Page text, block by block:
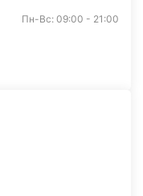
Пн-Вс: 09:00 - 21:00